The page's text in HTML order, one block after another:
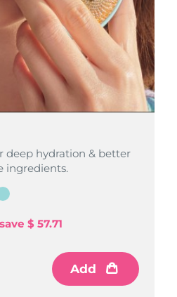
deep hydration & better
ingredients.
save $ 57.71
Add
deep hydration & better
ingredients.
save $ 57.71
Add
deep hydration & better
ingredients.
save $ 57.71
Add
deep hydration & better
ingredients.
save $ 57.71
Add